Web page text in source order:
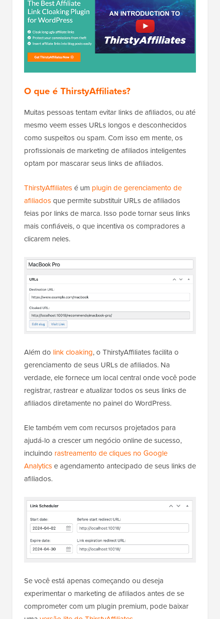
O que é ThirstyAffiliates?
Muitas pessoas tentam evitar links de afiliados, ou até
mesmo veem esses URLs longos e desconhecidos
como suspeitos ou spam. Com isso em mente, os
profissionais de marketing de afiliados inteligentes
optam por mascarar seus links de afiliados.
ThirstyAffiliatesé um plugin de gerenciamento de
afiliadosque permite substituir URLs de afiliados
feias por links de marca. Isso pode tornar seus links
mais confiáveis, o que incentiva os compradores a
clicarem neles.
Além do link cloaking, o ThirstyAffiliates facilita o
gerenciamento de seus URLs de afiliados. Na
verdade, ele fornece um local central onde você pode
registrar, rastrear e atualizar todos os seus links de
afiliados diretamente no painel do WordPress.
Ele também vem com recursos projetados para
ajudá-lo a crescer um negócio online de sucesso,
incluindo rastreamento de cliques no Google
Analyticse agendamento antecipado de seus links de
afiliados.
Se você está apenas começando ou deseja
experimentar o marketing de afiliados antes de se
comprometer com um plugin premium, pode baixar